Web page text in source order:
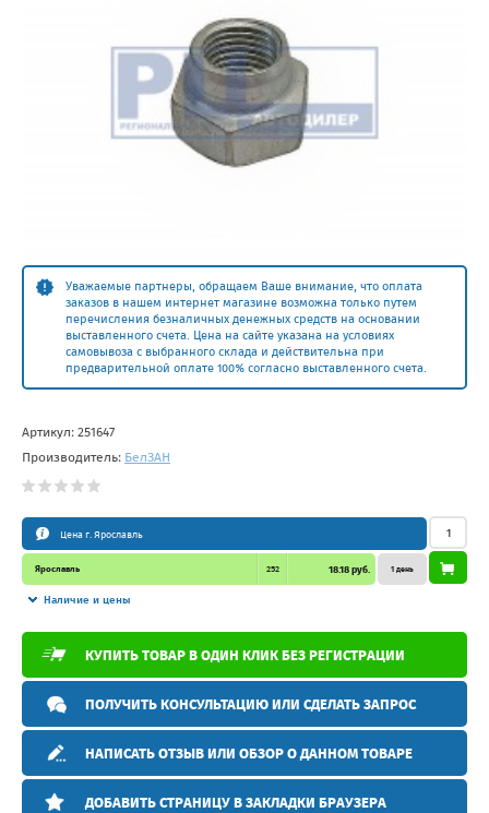
Уважаемые партнеры, обращаем Ваше внимание, что оплата
заказов в нашем интернет магазине возможна только путем
перечисления безналичных денежных средств на основании
выставленного счета. Цена на сайте указана на условиях
самовывоза с выбранного склада и действительна при
предварительной оплате 100% согласно выставленного счета.
Артикул: 251647
Производитель: БелЗAН
Цена г. Ярославль
Ярославль 252 18.18 руб.
Наличие и цены
1 день
КУПИТЬ ТОВАР В ОДИН КЛИК БЕЗ РЕГИСТРАЦИИ
ПОЛУЧИТЬ КОНСУЛЬТАЦИЮ ИЛИ СДЕЛАТЬ ЗАПРОС
НАПИСАТЬ ОТЗЫВ ИЛИ ОБЗОР О ДАННОМ ТОВАРЕ
ДОБАВИТЬ СТРАНИЦУ В ЗАКЛАДКИ БРАУЗЕРА